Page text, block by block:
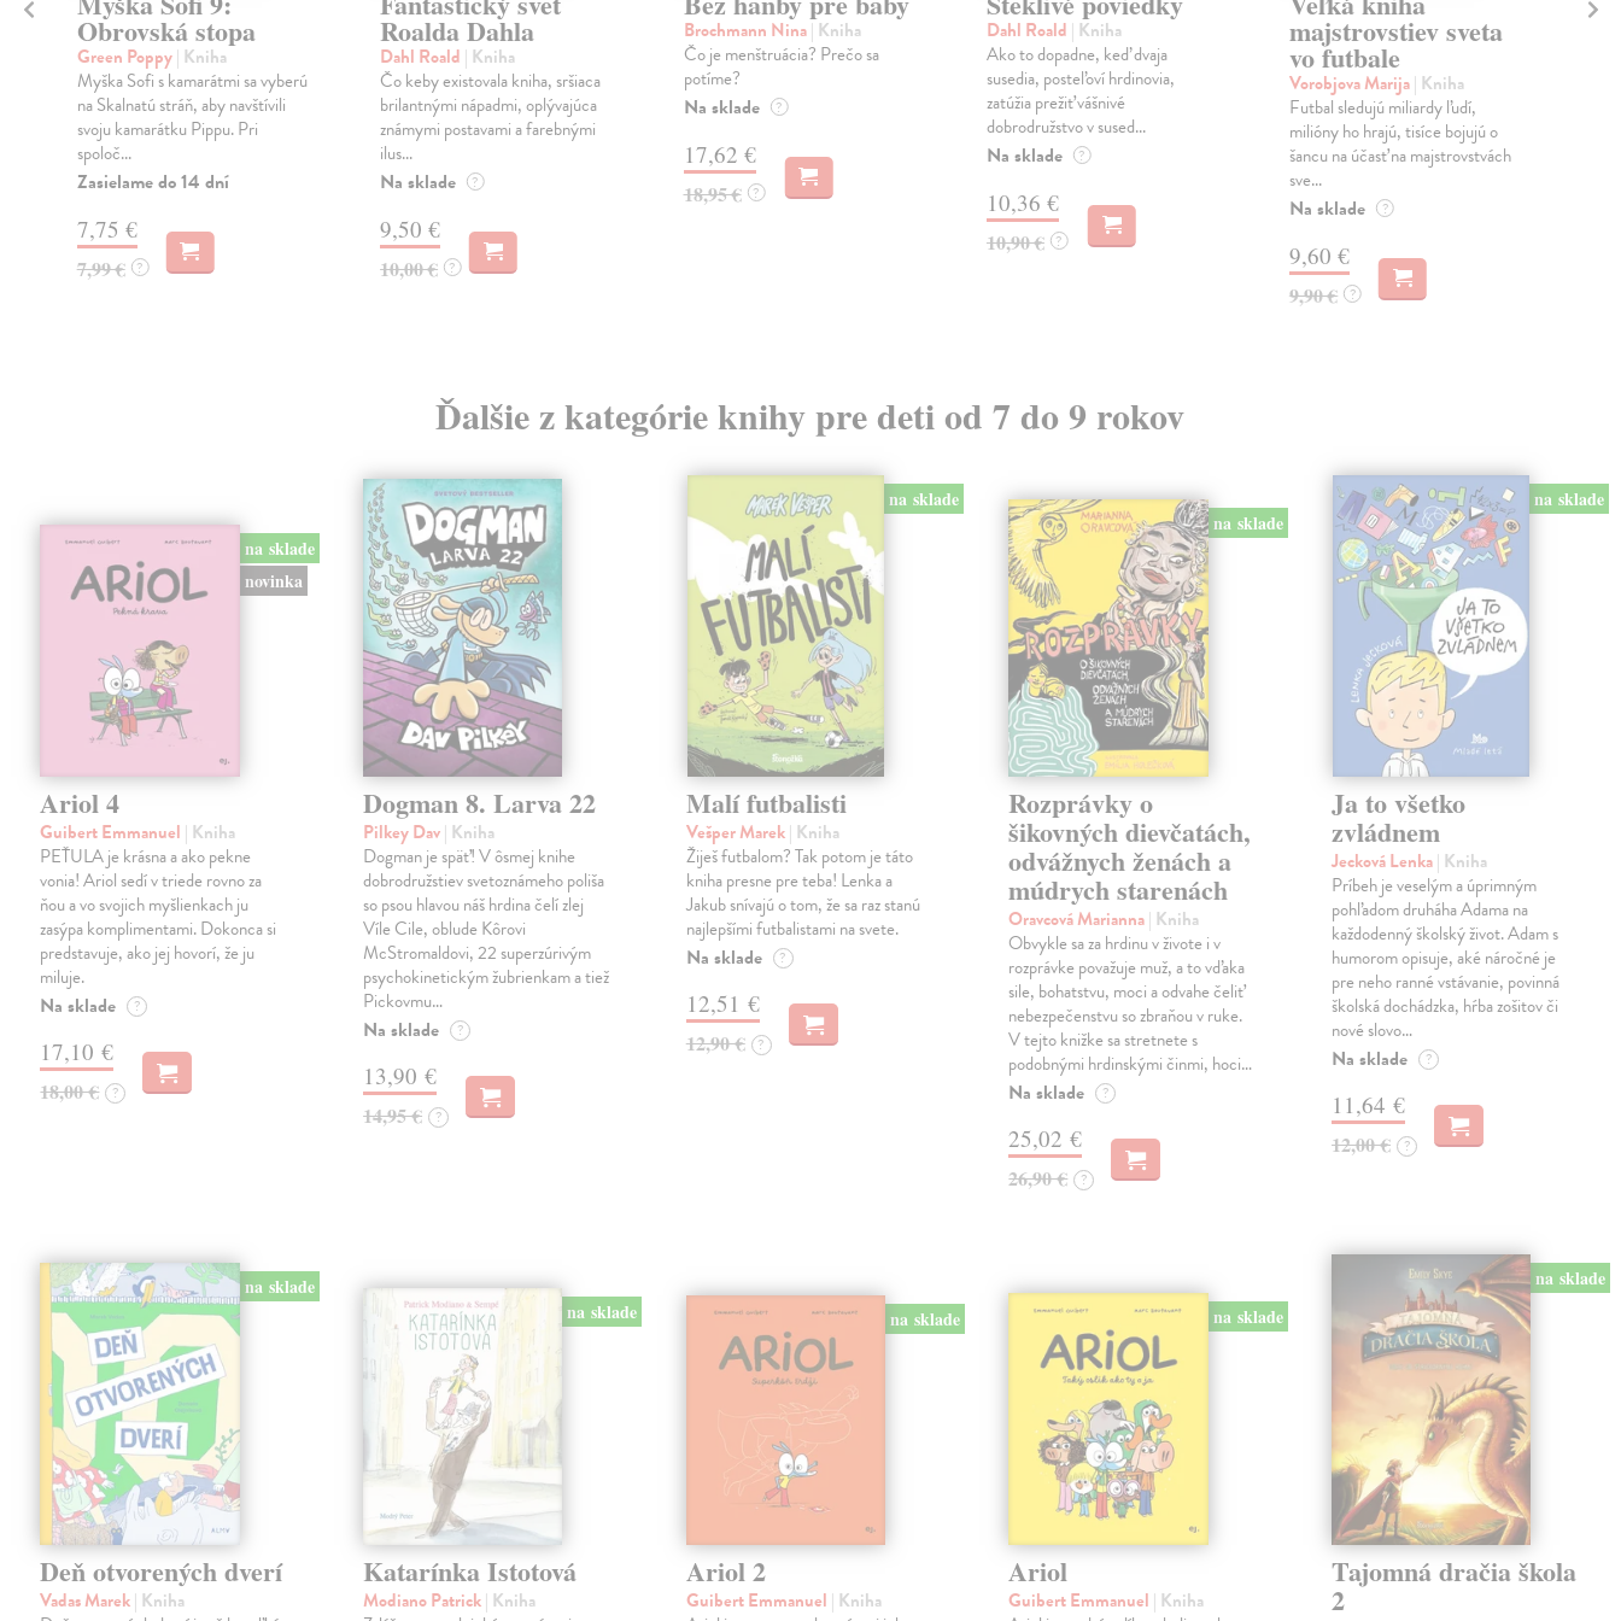
Obrovská stopa
Green Poppy| Kniha
Myška Sofi s kamarátmi sa vyberú
na Skalnatú stráň, aby navštívili
svoju kamarátku Pippu. Pri
spoloč...
Zasielame do 14 dní
7,75 €
7,99 € ?
Roalda Dahla
Dahl Roald | Kniha
Čo keby existovala kniha, sršiaca
brilantnými nápadmi, oplývajúca
známymi postavami a farebnými
ilus...
Na sklade ?
9,50 €
10,00 € ?
Brochmann Nina| Kniha
Čo je menštruácia? Prečo sa
potíme?
Na sklade ?
17,62 €
18,95 € ?
Dahl Roald | Kniha
Ako to dopadne, keď dvaja
susedia, posteľoví hrdinovia,
zatúžia prežiť vášnivé
dobrodružstvo v sused...
Na sklade ?
10,36 €
10,90 € ?
majstrovstiev sveta
vo futbale
Vorobjova Marija| Kniha
Futbal sledujú miliardy ľudí,
milióny ho hrajú, tisíce bojujú o
šancu na účasť na majstrovstvách
sve...
Na sklade ?
9,60 €
9,90 € ?
Ďalšie z kategórie knihy pre deti od 7 do 9 rokov
na sklade
novinka
Ariol 4
Guibert Emmanuel | Kniha
PEŤULA je krásna a ako pekne
vonia! Ariol sedí v triede rovno za
ňou a vo svojich myšlienkach ju
zasýpa komplimentami. Dokonca si
predstavuje, ako jej hovorí, že ju
miluje.
Na sklade ?
17,10 €
18,00 € ?
Dogman 8. Larva 22
Pilkey Dav| Kniha
Dogman je späť! V ôsmej knihe
dobrodružstiev svetoznámeho poliša
so psou hlavou náš hrdina čelí zlej
Víle Cile, oblude Kôrovi
McStromaldovi, 22 superzúrivým
psychokinetickým žubrienkam a tiež
Pickovmu…
Na sklade ?
13,90 €
14,95 € ?
na sklade
Malí futbalisti
Vešper Marek| Kniha
Žiješ futbalom? Tak potom je táto
kniha presne pre teba! Lenka a
Jakub snívajú o tom, že sa raz stanú
najlepšími futbalistami na svete.
Na sklade ?
12,51 €
12,90 € ?
na sklade
Rozprávky o
šikovných dievčatách,
odvážnych ženách a
múdrych starenách
Oravcová Marianna| Kniha
Obvykle sa za hrdinu v živote i v
rozprávke považuje muž, a to vďaka
sile, bohatstvu, moci a odvahe čeliť
nebezpečenstvu so zbraňou v ruke.
V tejto knižke sa stretnete s
podobnými hrdinskými činmi, hoci…
Na sklade ?
25,02 €
26,90 € ?
na sklade
Ja to všetko
zvládnem
Jecková Lenka| Kniha
Príbeh je veselým a úprimným
pohľadom druháha Adama na
každodenný školský život. Adam s
humorom opisuje, aké náročné je
pre neho ranné vstávanie, povinná
školská dochádzka, hŕba zošitov či
nové slovo…
Na sklade ?
11,64 €
12,00 € ?
na sklade
Deň otvorených dverí
Vadas Marek| Kniha
na sklade
Katarínka Istotová
Modiano Patrick| Kniha
na sklade
Ariol 2
Guibert Emmanuel | Kniha
na sklade
Ariol
Guibert Emmanuel | Kniha
na sklade
Tajomná dračia škola
2